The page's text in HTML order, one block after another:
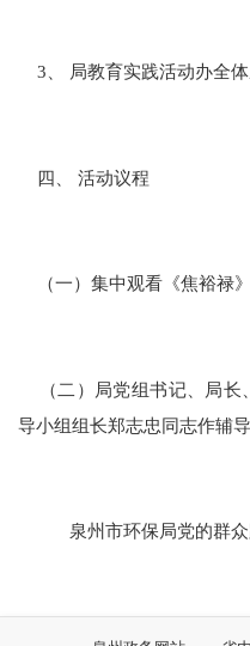
3、 局教育实践活动办全体
四、 活动议程
（一）集中观看《焦裕禄
（二）局党组书记、局长
导小组组长郑志忠同志作辅导
泉州市环保局党的群